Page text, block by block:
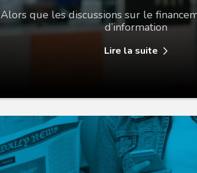
Alors que les discussions sur le
d’information
Lire la suite